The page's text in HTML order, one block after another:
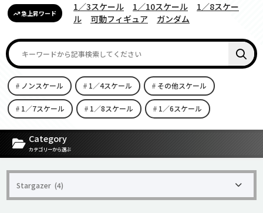
急上昇ワード
1／3スケール 1／10スケール
1／8スケー
ル
可動フィギュア ガンダム
ノンスケール 1／4スケール その他スケール
1／7スケール 1／8スケール 1／6スケール
[carousel-horizontal-posts-content-slider id=9342]
Category
カテゴリーから選ぶ